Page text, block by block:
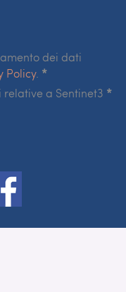
dei dati
Policy. *
a Sentinet3 *